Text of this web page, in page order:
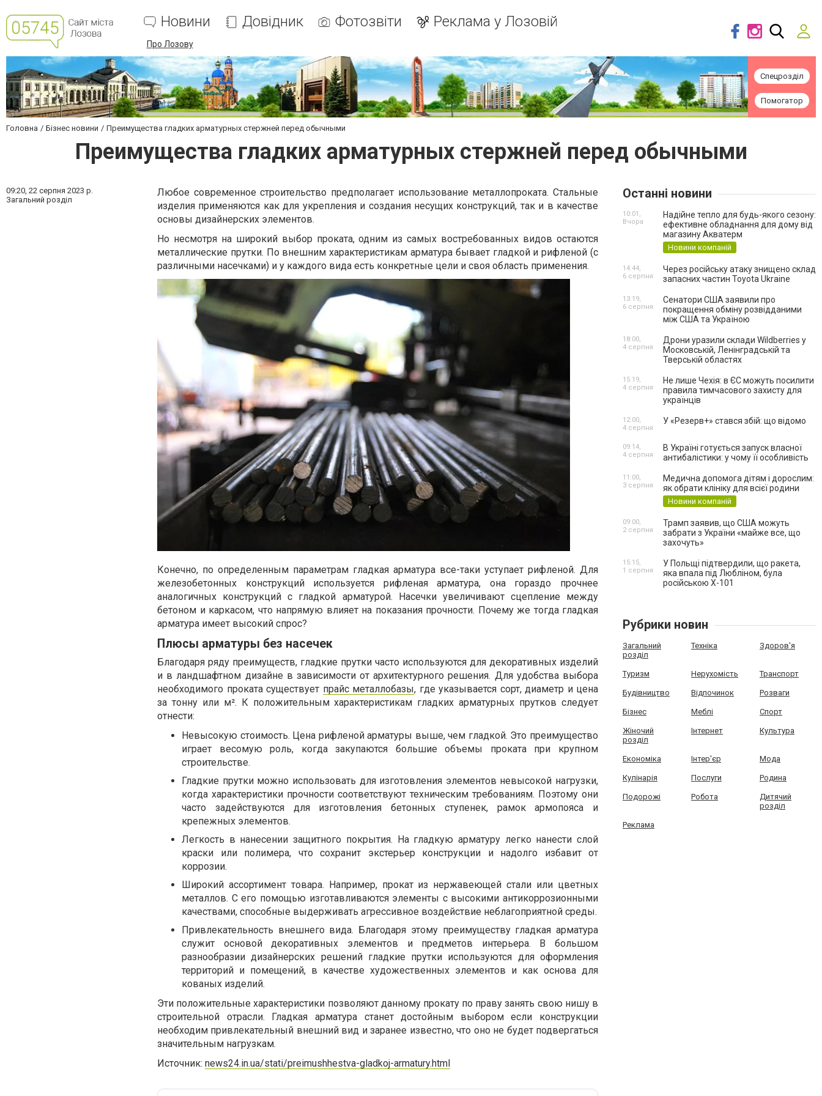
Новини Довідник Фотозвіти Реклама у Лозовій
Про Лозову
Спецрозділ
Помогатор
Головна Бізнес новини Преимущества гладких арматурных стержней перед обычными
Преимущества гладких арматурных стержней перед обычными
09:20, 22 серпня 2023 р.
Загальний розділ
Любое современное строительство предполагает использование металлопроката. Стальные
изделия применяются как для укрепления и создания несущих конструкций, так и в качестве
основы дизайнерских элементов.
Но несмотря на широкий выбор проката, одним из самых востребованных видов остаются
металлические прутки. По внешним характеристикам арматура бывает гладкой и рифленой (с
различными насечками) и у каждого вида есть конкретные цели и своя область применения.
Конечно, по определенным параметрам гладкая арматура все-таки уступает рифленой. Для
железобетонных конструкций используется рифленая арматура, она гораздо прочнее
аналогичных конструкций с гладкой арматурой. Насечки увеличивают сцепление между
бетоном и каркасом, что напрямую влияет на показания прочности. Почему же тогда гладкая
арматура имеет высокий спрос?
Плюсы арматуры без насечек
Благодаря ряду преимуществ, гладкие прутки часто используются для декоративных изделий
и в ландшафтном дизайне в зависимости от архитектурного решения. Для удобства выбора
необходимого проката существует прайс металлобазы, где указывается сорт, диаметр и цена
за тонну или м². К положительным характеристикам гладких арматурных прутков следует
отнести:
Невысокую стоимость. Цена рифленой арматуры выше, чем гладкой. Это преимущество
играет весомую роль, когда закупаются большие объемы проката при крупном
строительстве.
Гладкие прутки можно использовать для изготовления элементов невысокой нагрузки,
когда характеристики прочности соответствуют техническим требованиям. Поэтому они
часто задействуются для изготовления бетонных ступенек, рамок армопояса и
крепежных элементов.
Легкость в нанесении защитного покрытия. На гладкую арматуру легко нанести слой
краски или полимера, что сохранит экстерьер конструкции и надолго избавит от
коррозии.
Широкий ассортимент товара. Например, прокат из нержавеющей стали или цветных
металлов. С его помощью изготавливаются элементы с высокими антикоррозионными
качествами, способные выдерживать агрессивное воздействие неблагоприятной среды.
Привлекательность внешнего вида. Благодаря этому преимуществу гладкая арматура
служит основой декоративных элементов и предметов интерьера. В большом
разнообразии дизайнерских решений гладкие прутки используются для оформления
территорий и помещений, в качестве художественных элементов и как основа для
кованых изделий.
Эти положительные характеристики позволяют данному прокату по праву занять свою нишу в
строительной отрасли. Гладкая арматура станет достойным выбором если конструкции
необходим привлекательный внешний вид и заранее известно, что оно не будет подвергаться
значительным нагрузкам.
Источник: news24.in.ua/stati/preimushhestva-gladkoj-armatury.html
Останні новини
Надійне тепло для будь-якого сезону:
ефективне обладнання для дому від
магазину Акватерм
Новини компаній
10:01,
Вчора
Через російську атаку знищено склад
запасних частин Toyota Ukraine
14:44,
6 серпня
Сенатори США заявили про
покращення обміну розвідданими
між США та Україною
13:19,
6 серпня
Дрони уразили склади Wildberries у
Московській, Ленінградській та
Тверській областях
18:00,
4 серпня
Не лише Чехія: в ЄС можуть посилити
правила тимчасового захисту для
українців
15:19,
4 серпня
У «Резерв+» стався збій: що відомо
12:00,
4 серпня
В Україні готується запуск власної
антибалістики: у чому її особливість
09:14,
4 серпня
Медична допомога дітям і дорослим:
як обрати клініку для всієї родини
Новини компаній
11:00,
3 серпня
Трамп заявив, що США можуть
забрати з України «майже все, що
захочуть»
09:00,
2 серпня
У Польщі підтвердили, що ракета,
яка впала під Любліном, була
російською Х-101
15:15,
1 серпня
Рубрики новин
Загальний
розділ
Техніка Здоров'я
Туризм Нерухомість Транспорт
Будівництво Відпочинок Розваги
Бізнес Меблі Спорт
Жіночий
розділ
Інтернет Культура
Економіка Інтер'єр Мода
Кулінарія Послуги Родина
Подорожі Робота
Дитячий
розділ
Реклама